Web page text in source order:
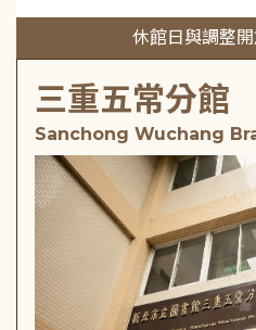
休館日與調整
三重五常分館
Sanchong Wuchang